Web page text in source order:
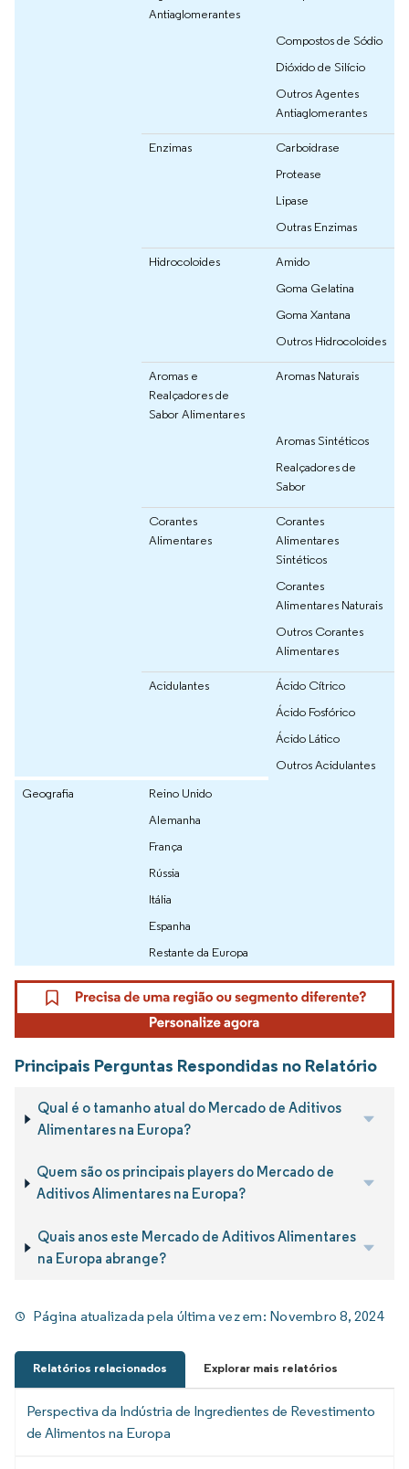
Antiaglomerantes
Compostos de Sódio
Dióxido de Silício
Outros Agentes
Antiaglomerantes
Enzimas
Carboidrase
Protease
Lipase
Outras Enzimas
Hidrocoloides
Amido
Goma Gelatina
Goma Xantana
Outros Hidrocoloides
Aromas e
Realçadores de
Sabor Alimentares
Aromas Naturais
Aromas Sintéticos
Realçadores de
Sabor
Corantes
Alimentares
Corantes
Alimentares
Sintéticos
Corantes
Alimentares Naturais
Outros Corantes
Alimentares
Acidulantes
Ácido Cítrico
Ácido Fosfórico
Ácido Lático
Outros Acidulantes
Geografia
Reino Unido
Alemanha
França
Rússia
Itália
Espanha
Restante da Europa
Principais Perguntas Respondidas no Relatório
Qual é o tamanho atual do Mercado de Aditivos
Alimentares na Europa?
Quem são os principais players do Mercado de
Aditivos Alimentares na Europa?
Quais anos este Mercado de Aditivos Alimentares
na Europa abrange?
Página atualizada pela última vez em: Novembro 8, 2024
Relatórios relacionados Explorar mais relatórios
Perspectiva da Indústria de Ingredientes de Revestimento
de Alimentos na Europa